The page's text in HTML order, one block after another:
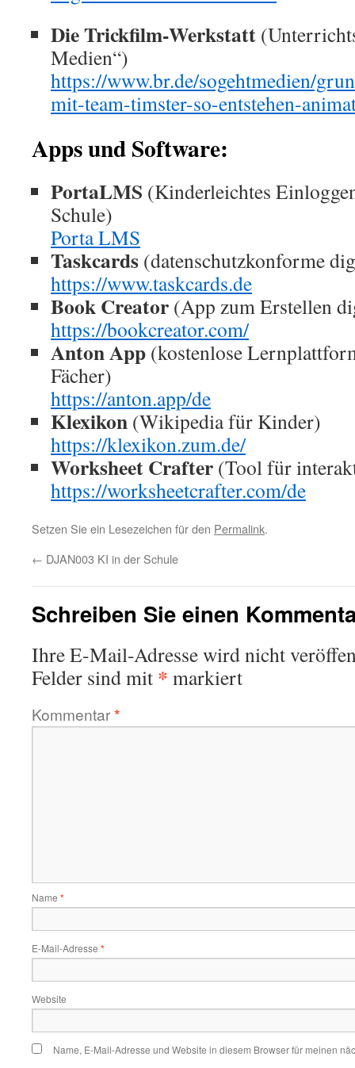
Die Trickfilm-Werkstatt
Medien“)
https://www.br.de/sogehtmedien/
mit-team-timster-so-entstehen-
Apps und Software:
PortaLMS (Kinderleichtes
Schule)
Porta LMS
Taskcards (datenschutzkonforme
https://www.taskcards.de
Book Creator (App zum Erstellen
https://bookcreator.com/
Anton App (kostenlose
Fächer)
https://anton.app/de
Klexikon (Wikipedia für Kinder)
https://klexikon.zum.de/
Worksheet Crafter (Tool für
https://worksheetcrafter.com/de
Setzen Sie ein Lesezeichen für den Permalink.
← DJAN003 KI in der Schule
Schreiben Sie einen
Ihre E-Mail-Adresse wird nicht
Felder sind mit * markiert
Kommentar*
Name *
E-Mail-Adresse *
Website
Name, E-Mail-Adresse und Website in diesem Browser für meinen